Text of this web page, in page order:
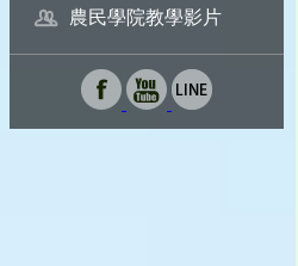
農民學院教學影片